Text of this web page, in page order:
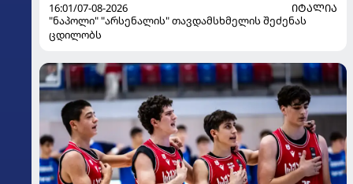
16:01/07-08-2026
ᲘᲢᲐᲚᲘᲐ
"ნაპოლი" "არსენალის" თავდამსხმელის შეძენას
ცდილობს